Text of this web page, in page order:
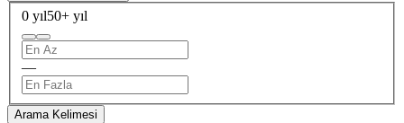
0 yıl50+ yıl
—
Arama Kelimesi